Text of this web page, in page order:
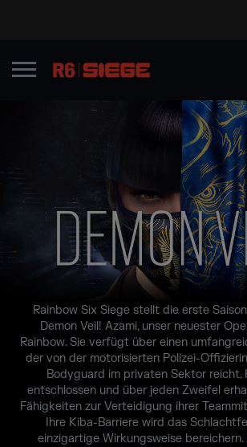
Rainbow Six Siege stellt die erste
Demon Veil! Azami, unser neuester
Rainbow. Sie verfügt über einen
der von der motorisierten Polizei-
Bodyguard im privaten Sektor reicht.
entschlossen und über jeden Zweifel
Fähigkeiten zur Verteidigung ihrer
Ihre Kiba-Barriere wird das
einzigartige Wirkungsweise